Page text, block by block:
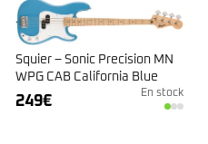
Squier – Sonic Precision MN
WPG CAB California Blue
249€ En stock